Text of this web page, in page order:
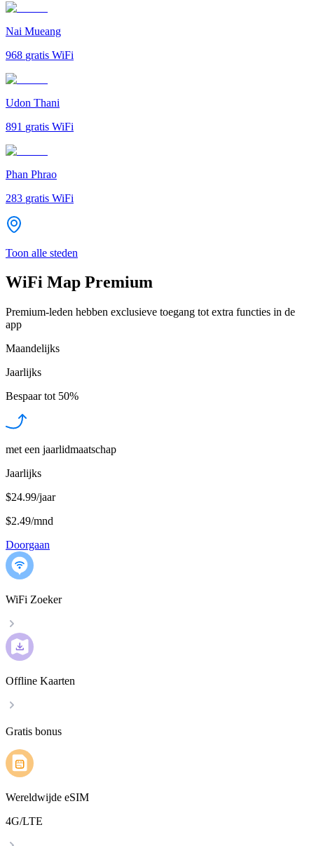
Nai Mueang
968 gratis WiFi
Udon Thani
891 gratis WiFi
Phan Phrao
283 gratis WiFi
Toon alle steden
WiFi Map Premium
Premium-leden hebben exclusieve toegang tot extra functies in de
app
Maandelijks
Jaarlijks
Bespaar tot 50%
met een jaarlidmaatschap
Jaarlijks
$24.99/jaar
$2.49/mnd
Doorgaan
WiFi Zoeker
Offline Kaarten
Gratis bonus
Wereldwijde eSIM
4G/LTE